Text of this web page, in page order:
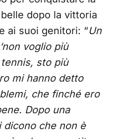
dopo la vittoria
ai suoi genitori: “Un
voglio più
sto più
mi hanno detto
che finché ero
Dopo una
che non è